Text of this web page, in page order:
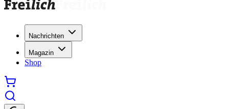
Nachrichten
Magazin
Shop